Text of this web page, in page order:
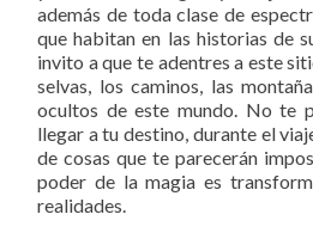
además de toda clase de
que habitan en las historias de
invito a que te adentres a este
selvas, los caminos, las
ocultos de este mundo. No te
llegar a tu destino, durante el
de cosas que te parecerán
poder de la magia es
realidades.